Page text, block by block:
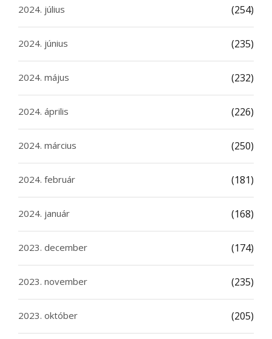
2024. július (254)
2024. június (235)
2024. május (232)
2024. április (226)
2024. március (250)
2024. február (181)
2024. január (168)
2023. december (174)
2023. november (235)
2023. október (205)